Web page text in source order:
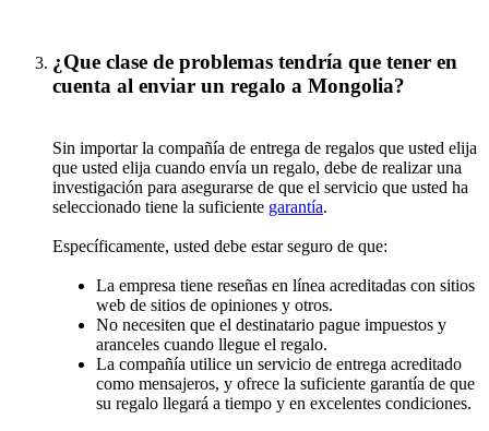
¿Que clase de problemas tendría que tener en
cuenta al enviar un regalo a Mongolia?
Sin importar la compañía de entrega de regalos que usted elija
que usted elija cuando envía un regalo, debe de realizar una
investigación para asegurarse de que el servicio que usted ha
seleccionado tiene la suficiente garantía.
Específicamente, usted debe estar seguro de que:
La empresa tiene reseñas en línea acreditadas con sitios
web de sitios de opiniones y otros.
No necesiten que el destinatario pague impuestos y
aranceles cuando llegue el regalo.
La compañía utilice un servicio de entrega acreditado
como mensajeros, y ofrece la suficiente garantía de que
su regalo llegará a tiempo y en excelentes condiciones.